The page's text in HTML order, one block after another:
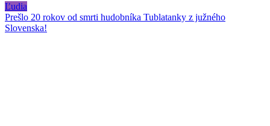
Ľudia
Prešlo 20 rokov od smrti hudobníka Tublatanky z južného
Slovenska!